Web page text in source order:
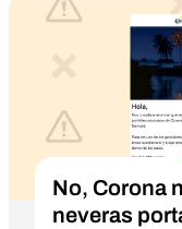
No, Corona
neveras